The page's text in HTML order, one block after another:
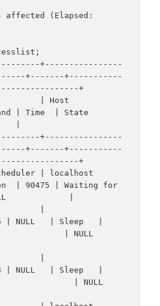
affected (Elapsed:
+----------------
+-------+-----------
+
| Host
| Time  | State
|
+----------------
+-------+-----------
+
| localhost
| 90475 | Waiting for
|
|
| NULL   | Sleep   |
| NULL
|
| NULL   | Sleep   |
| NULL